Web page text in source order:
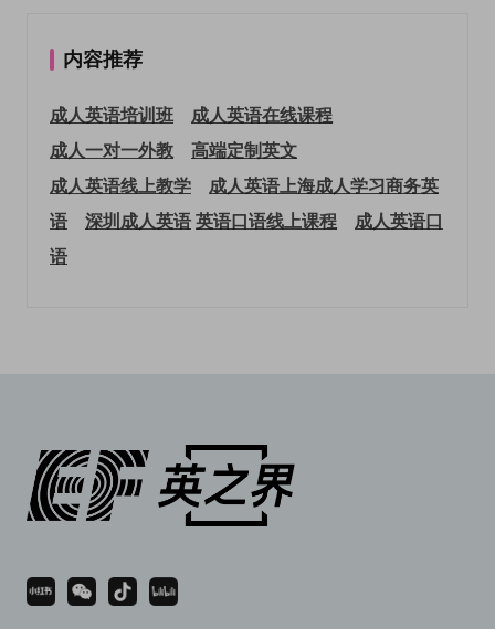
内容推荐
成人英语培训班
成人英语在线课程
成人一对一外教
高端定制英文
成人英语线上教学
成人英语上海成人学习商务英
语
深圳成人英语英语口语线上课程
成人英语口
语